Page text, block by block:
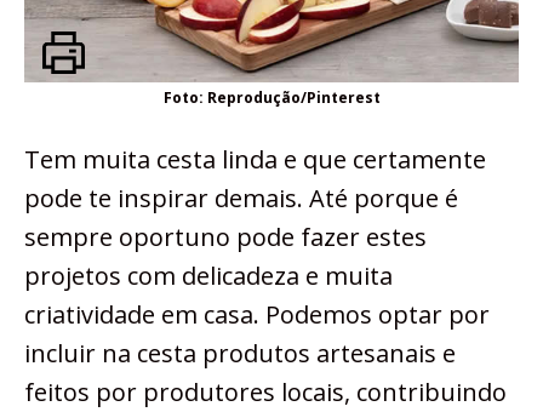
Foto: Reprodução/Pinterest
Tem muita cesta linda e que certamente
pode te inspirar demais. Até porque é
sempre oportuno pode fazer estes
projetos com delicadeza e muita
criatividade em casa. Podemos optar por
incluir na cesta produtos artesanais e
feitos por produtores locais, contribuindo